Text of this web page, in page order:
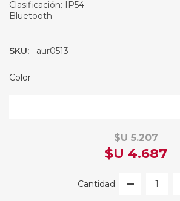
Clasificación: IP54
Bluetooth
SKU: aur0513
Color
$U 5.207
$U 4.687
Cantidad: